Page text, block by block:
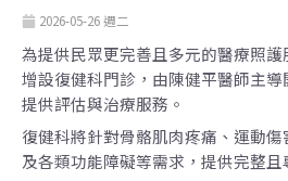
2026-05-26 週二
為提供民眾更完善且多元的醫療照
增設復健科門診，由陳健平醫師主
提供評估與治療服務。
復健科將針對骨骼肌肉疼痛、運動
及各類功能障礙等需求，提供完整且